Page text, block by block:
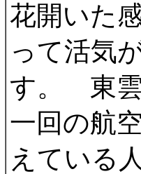
花開いた
って活気
す。 東雲
一回の航
えている